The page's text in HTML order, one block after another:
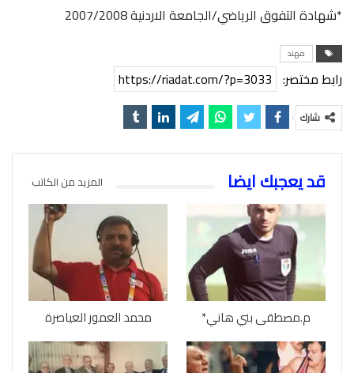
*شهادة التفوق الرياضي/الجامعة الاردنية 2007/2008
مهند
رابط مختصر: https://riadat.com/?p=3033
شارك
قد يعجبك ايضا المزيد من الكاتب
م.مصطقى بني هاني* محمد العمور العياصرة